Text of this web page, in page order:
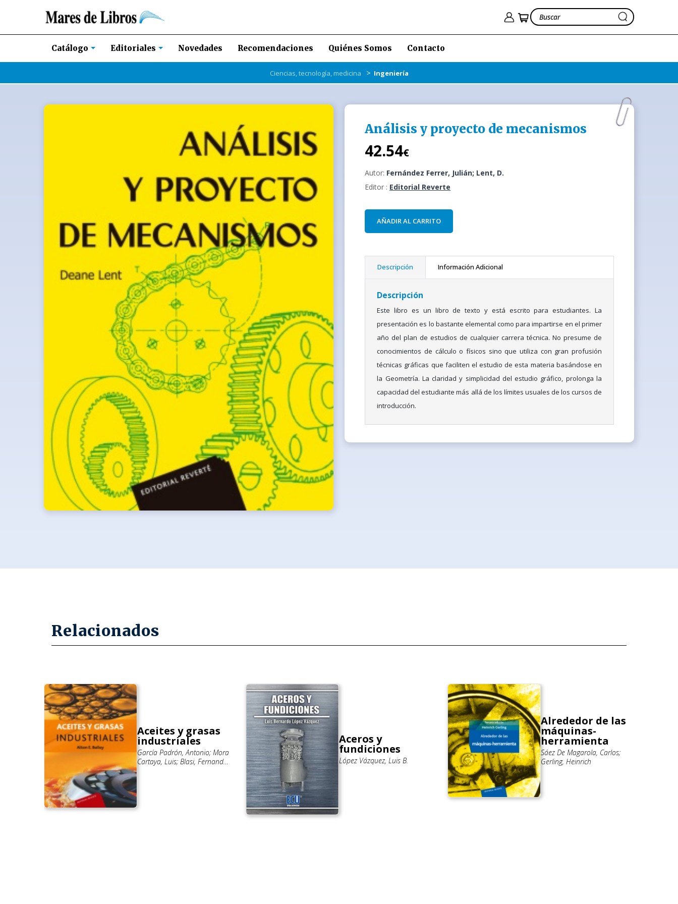
Catálogo Editoriales Novedades Recomendaciones Quiénes Somos Contacto
Ciencias, tecnología, medicina > Ingeniería
Análisis y proyecto de mecanismos
42.54€
Autor: Fernández Ferrer, Julián; Lent, D.
Editor : Editorial Reverte
AÑADIR AL CARRITO
Descripción Información Adicional
Descripción
Este libro es un libro de texto y está escrito para estudiantes. La
presentación es lo bastante elemental como para impartirse en el primer
año del plan de estudios de cualquier carrera técnica. No presume de
conocimientos de cálculo o físicos sino que utiliza con gran profusión
técnicas gráficas que faciliten el estudio de esta materia basándose en
la Geometría. La claridad y simplicidad del estudio gráfico, prolonga la
capacidad del estudiante más allá de los límites usuales de los cursos de
introducción.
Relacionados
Aceites y grasas
industriales
García Padrón, Antonio; Mora
Cartaya, Luis; Blasi, Fernando;
Aceros y
fundiciones
López Vázquez, Luis B.
Alrededor de las
máquinas-
herramienta
Sáez De Magarola, Carlos;
Gerling, Heinrich